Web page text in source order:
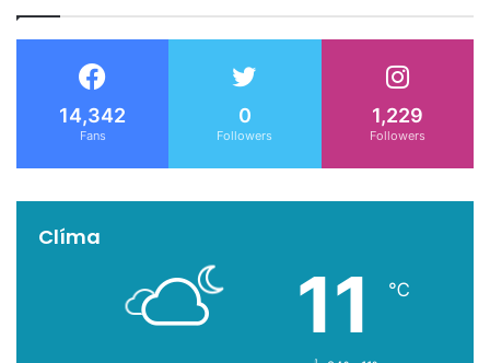
14,342
Fans
0
Followers
1,229
Followers
Clíma
11 ℃